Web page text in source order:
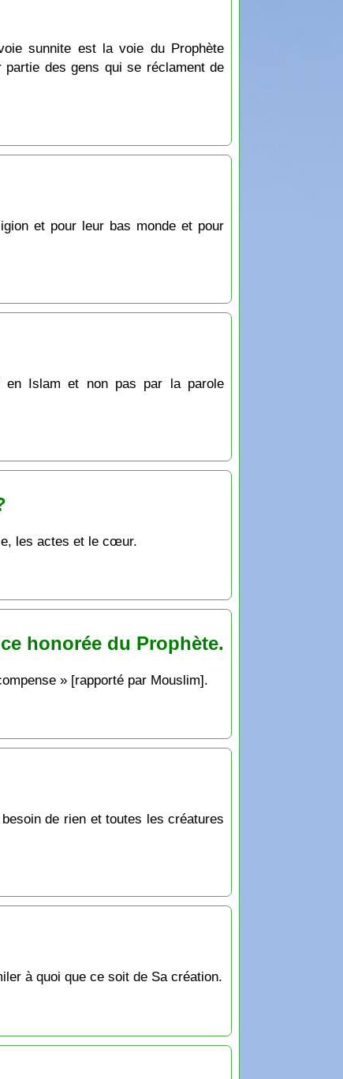
sunnite est la voie du Prophète
partie des gens qui se réclament de
et pour leur bas monde et pour
en Islam et non pas par la parole
les actes et le cœur.
honorée du Prophète.
» [rapporté par Mouslim].
de rien et toutes les créatures
à quoi que ce soit de Sa création.